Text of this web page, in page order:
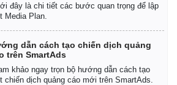
đây là chi tiết các bước quan trọng để lập
Media Plan.
dẫn cách tạo chiến dịch quảng
trên SmartAds
khảo ngay trọn bộ hướng dẫn cách tạo
chiến dịch quảng cáo mới trên SmartAds.